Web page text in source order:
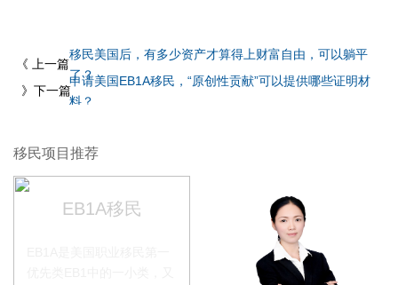
《 上一篇
移民美国后，有多少资产才算得上财富自由，可以躺平
了？
》下一篇
申请美国EB1A移民，“原创性贡献”可以提供哪些证明材
料？
移民项目推荐
EB1A移民